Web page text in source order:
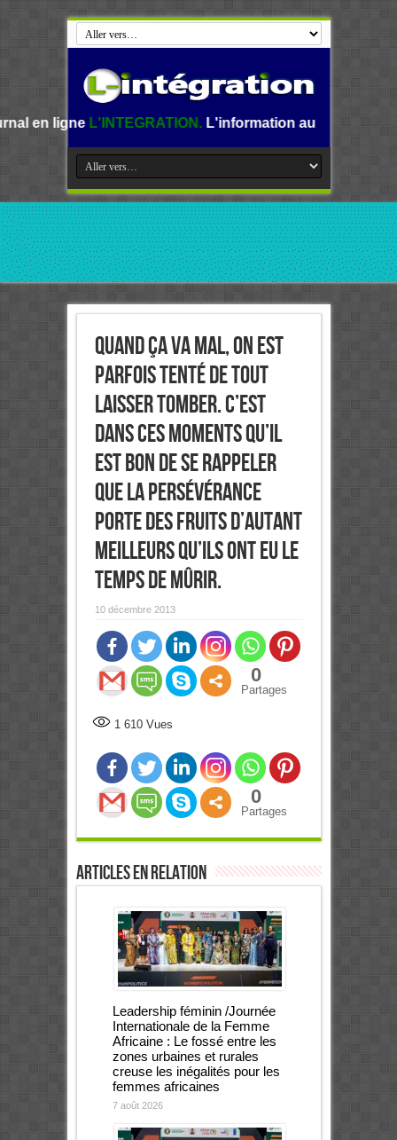
L'information au Benin, en Afrique et
Quand ça va mal, on est
parfois tenté de tout
laisser tomber. C’est
dans ces moments qu’il
est bon de se rappeler
que la persévérance
porte des fruits d’autant
meilleurs qu’ils ont eu le
temps de mûrir.
10 décembre 2013
0
Partages
1 610Vues
0
Partages
Articles en relation
Leadership féminin /Journée
Internationale de la Femme
Africaine : Le fossé entre les
zones urbaines et rurales
creuse les inégalités pour les
femmes africaines
7 août 2026